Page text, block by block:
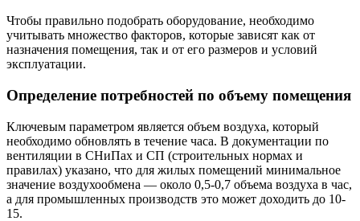
Чтобы правильно подобрать оборудование, необходимо
учитывать множество факторов, которые зависят как от
назначения помещения, так и от его размеров и условий
эксплуатации.
Определение потребностей по объему помещения
Ключевым параметром является объем воздуха, который
необходимо обновлять в течение часа. В документации по
вентиляции в СНиПах и СП (строительных нормах и
правилах) указано, что для жилых помещений минимальное
значение воздухообмена — около 0,5-0,7 объема воздуха в час,
а для промышленных производств это может доходить до 10-
15.